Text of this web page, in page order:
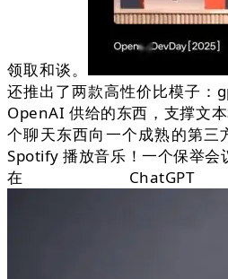
领取和谈。
还推出了两款高性价比模子：
OpenAI 供给的东西，支撑文
个聊天东西向一个成熟的第
Spotify 播放音乐！一个保举会
在